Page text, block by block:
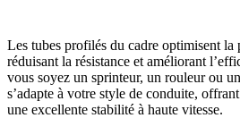
Les tubes profilés du cadre optimisent la
réduisant la résistance et améliorant
vous soyez un sprinteur, un rouleur ou
s’adapte à votre style de conduite,
une excellente stabilité à haute vitesse.